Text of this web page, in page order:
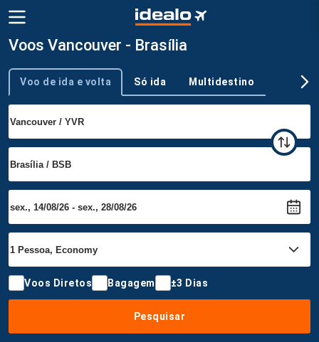
Voos Vancouver - Brasília
Tipo de viagem
Voo de ida e volta Só ida Multidestino
Voos Diretos Bagagem ±3 Dias
Pesquisar